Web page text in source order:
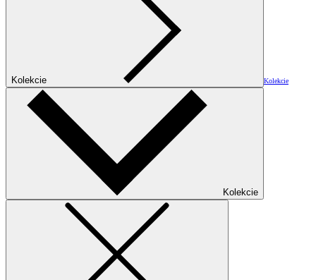
Kolekcie Kolekcie
Kolekcie